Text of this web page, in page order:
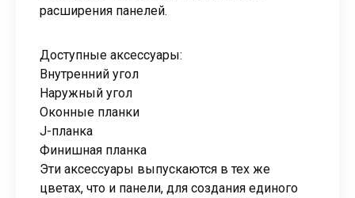
расширения панелей.
Доступные аксессуары:
Внутренний угол
Наружный угол
Оконные планки
J-планка
Финишная планка
Эти аксессуары выпускаются в тех же
цветах, что и панели, для создания единого